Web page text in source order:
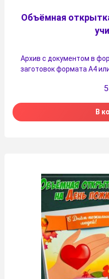
Объёмная
Архив с документом в
заготовок формата А4
В